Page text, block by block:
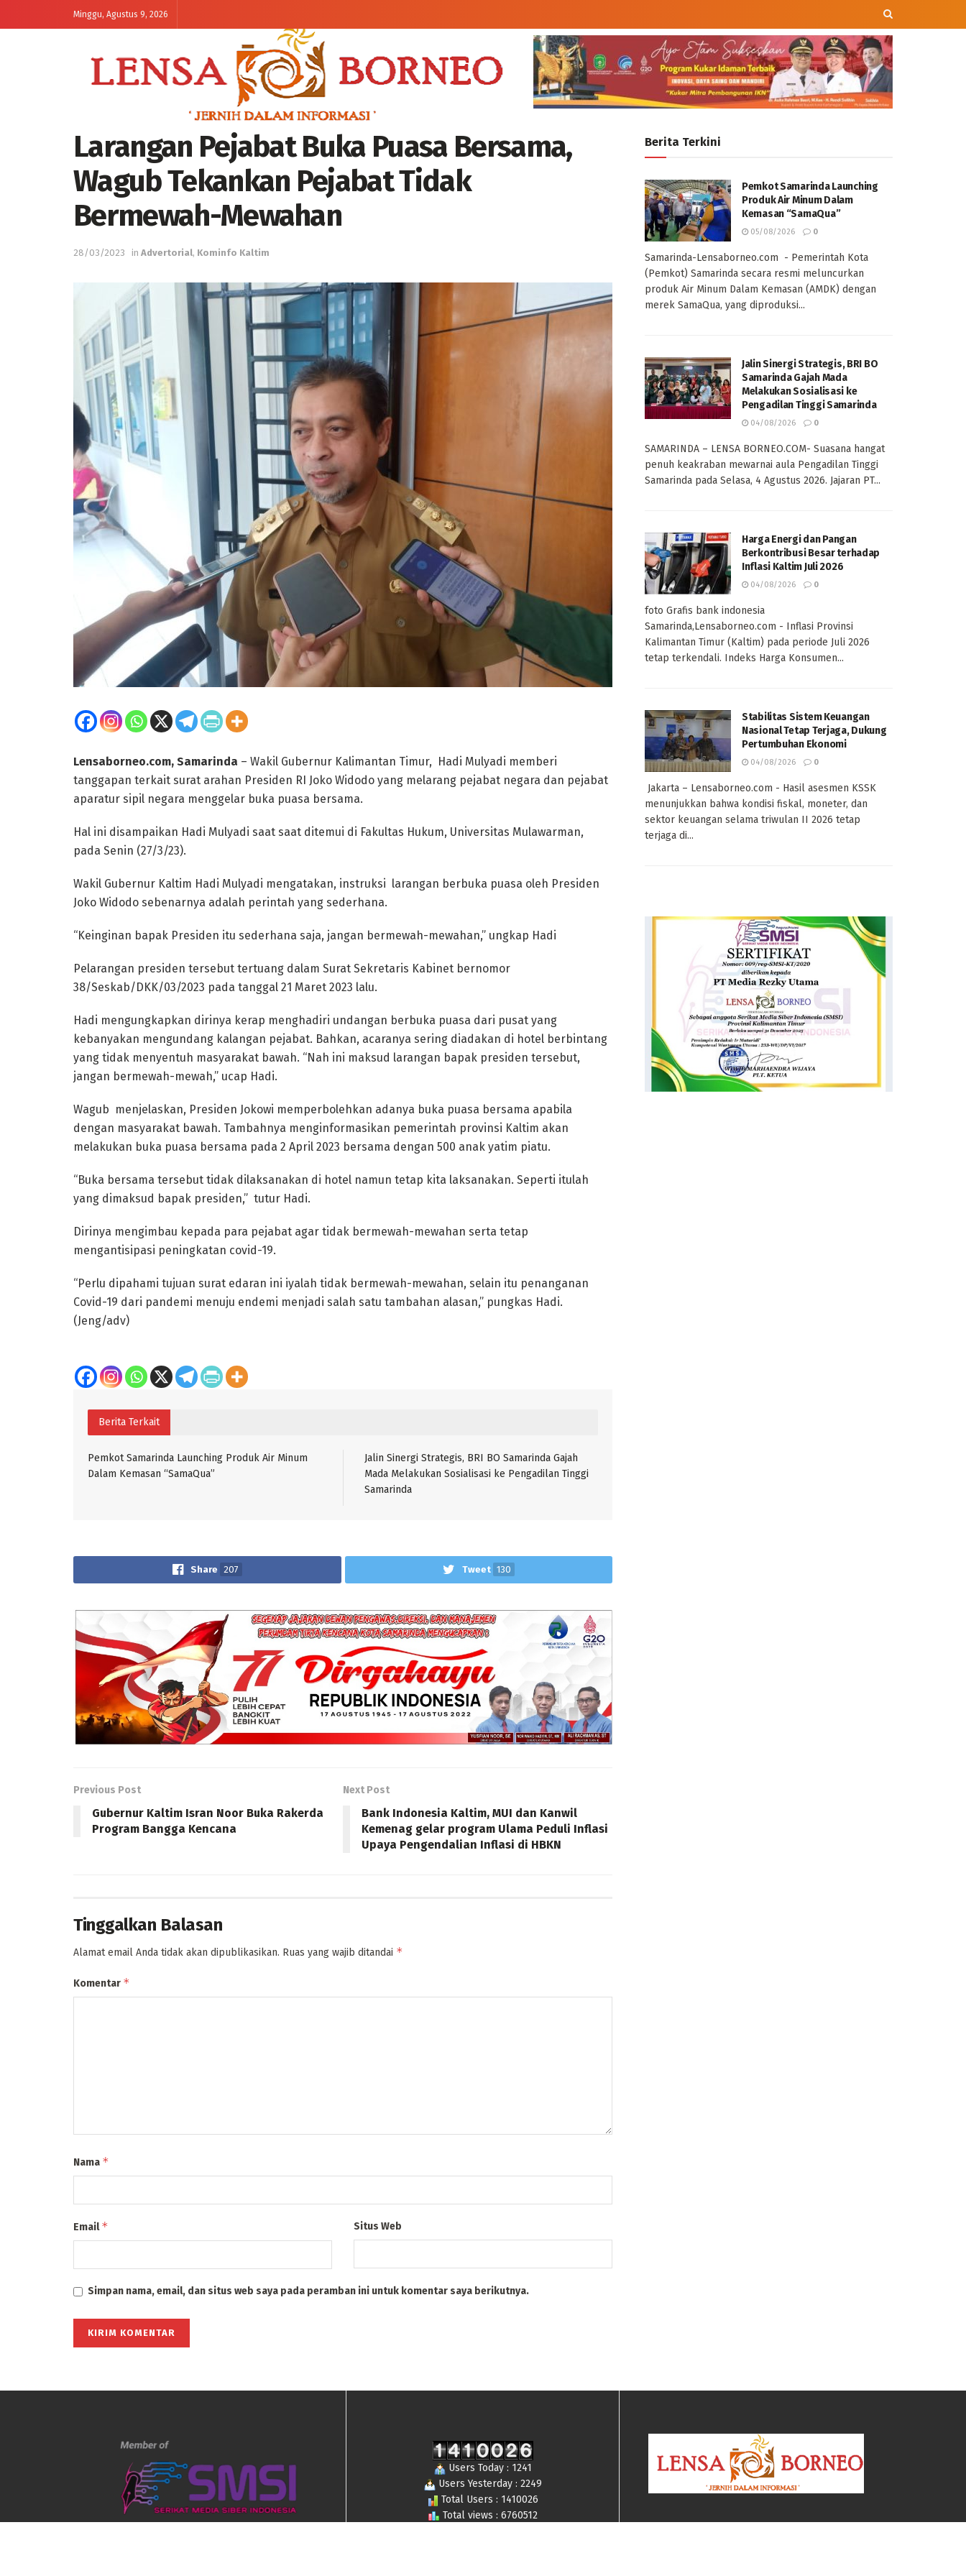
Minggu, Agustus 9, 2026
Larangan Pejabat Buka Puasa Bersama,
Wagub Tekankan Pejabat Tidak
Bermewah-Mewahan
28/03/2023 in Advertorial, Kominfo Kaltim
Lensaborneo.com, Samarinda – Wakil Gubernur Kalimantan Timur, Hadi Mulyadi memberi
tanggapan terkait surat arahan Presiden RI Joko Widodo yang melarang pejabat negara dan pejabat
aparatur sipil negara menggelar buka puasa bersama.
Hal ini disampaikan Hadi Mulyadi saat saat ditemui di Fakultas Hukum, Universitas Mulawarman,
pada Senin (27/3/23).
Wakil Gubernur Kaltim Hadi Mulyadi mengatakan, instruksi larangan berbuka puasa oleh Presiden
Joko Widodo sebenarnya adalah perintah yang sederhana.
“Keinginan bapak Presiden itu sederhana saja, jangan bermewah-mewahan,” ungkap Hadi
Pelarangan presiden tersebut tertuang dalam Surat Sekretaris Kabinet bernomor
38/Seskab/DKK/03/2023 pada tanggal 21 Maret 2023 lalu.
Hadi mengungkapkan dirinya kerap menghadiri undangan berbuka puasa dari pusat yang
kebanyakan mengundang kalangan pejabat. Bahkan, acaranya sering diadakan di hotel berbintang
yang tidak menyentuh masyarakat bawah. “Nah ini maksud larangan bapak presiden tersebut,
jangan bermewah-mewah,” ucap Hadi.
Wagub menjelaskan, Presiden Jokowi memperbolehkan adanya buka puasa bersama apabila
dengan masyarakat bawah. Tambahnya menginformasikan pemerintah provinsi Kaltim akan
melakukan buka puasa bersama pada 2 April 2023 bersama dengan 500 anak yatim piatu.
“Buka bersama tersebut tidak dilaksanakan di hotel namun tetap kita laksanakan. Seperti itulah
yang dimaksud bapak presiden,” tutur Hadi.
Dirinya mengimbau kepada para pejabat agar tidak bermewah-mewahan serta tetap
mengantisipasi peningkatan covid-19.
“Perlu dipahami tujuan surat edaran ini iyalah tidak bermewah-mewahan, selain itu penanganan
Covid-19 dari pandemi menuju endemi menjadi salah satu tambahan alasan,” pungkas Hadi.
(Jeng/adv)
Berita Terkait
Pemkot Samarinda Launching Produk Air Minum
Dalam Kemasan “SamaQua”
Jalin Sinergi Strategis, BRI BO Samarinda Gajah
Mada Melakukan Sosialisasi ke Pengadilan Tinggi
Samarinda
Share 207 Tweet 130
Previous Post
Gubernur Kaltim Isran Noor Buka Rakerda
Program Bangga Kencana
Next Post
Bank Indonesia Kaltim, MUI dan Kanwil
Kemenag gelar program Ulama Peduli Inflasi
Upaya Pengendalian Inflasi di HBKN
Tinggalkan Balasan
Alamat email Anda tidak akan dipublikasikan. Ruas yang wajib ditandai *
Komentar *
Nama *
Email* Situs Web
Simpan nama, email, dan situs web saya pada peramban ini untuk komentar saya berikutnya.
Berita Terkini
Pemkot Samarinda Launching
Produk Air Minum Dalam
Kemasan “SamaQua”
05/08/2026 0
Samarinda-Lensaborneo.com - Pemerintah Kota
(Pemkot) Samarinda secara resmi meluncurkan
produk Air Minum Dalam Kemasan (AMDK) dengan
merek SamaQua, yang diproduksi...
Jalin Sinergi Strategis, BRI BO
Samarinda Gajah Mada
Melakukan Sosialisasi ke
Pengadilan Tinggi Samarinda
04/08/2026 0
SAMARINDA – LENSA BORNEO.COM- Suasana hangat
penuh keakraban mewarnai aula Pengadilan Tinggi
Samarinda pada Selasa, 4 Agustus 2026. Jajaran PT...
Harga Energi dan Pangan
Berkontribusi Besar terhadap
Inflasi Kaltim Juli 2026
04/08/2026 0
foto Grafis bank indonesia
Samarinda,Lensaborneo.com - Inflasi Provinsi
Kalimantan Timur (Kaltim) pada periode Juli 2026
tetap terkendali. Indeks Harga Konsumen...
Stabilitas Sistem Keuangan
Nasional Tetap Terjaga, Dukung
Pertumbuhan Ekonomi
04/08/2026 0
Jakarta – Lensaborneo.com - Hasil asesmen KSSK
menunjukkan bahwa kondisi fiskal, moneter, dan
sektor keuangan selama triwulan II 2026 tetap
terjaga di...
Users Today : 1241
Users Yesterday : 2249
Total Users : 1410026
Total views : 6760512